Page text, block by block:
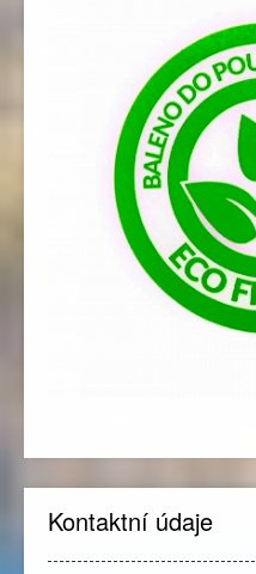
Kontaktní údaje